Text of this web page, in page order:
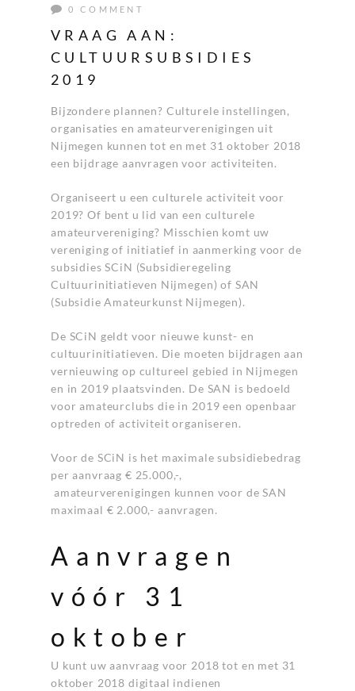
0 COMMENT
VRAAG AAN:
CULTUURSUBSIDIES
2019
Bijzondere plannen? Culturele instellingen,
organisaties en amateurverenigingen uit
Nijmegen kunnen tot en met 31 oktober 2018
een bijdrage aanvragen voor activiteiten.
Organiseert u een culturele activiteit voor
2019? Of bent u lid van een culturele
amateurvereniging? Misschien komt uw
vereniging of initiatief in aanmerking voor de
subsidies SCiN (Subsidieregeling
Cultuurinitiatieven Nijmegen) of SAN
(Subsidie Amateurkunst Nijmegen).
De SCiN geldt voor nieuwe kunst- en
cultuurinitiatieven. Die moeten bijdragen aan
vernieuwing op cultureel gebied in Nijmegen
en in 2019 plaatsvinden. De SAN is bedoeld
voor amateurclubs die in 2019 een openbaar
optreden of activiteit organiseren.
Voor de SCiN is het maximale subsidiebedrag
per aanvraag € 25.000,-,
amateurverenigingen kunnen voor de SAN
maximaal € 2.000,- aanvragen.
Aanvragen
vóór 31
oktober
U kunt uw aanvraag voor 2018 tot en met 31
oktober 2018 digitaal indienen